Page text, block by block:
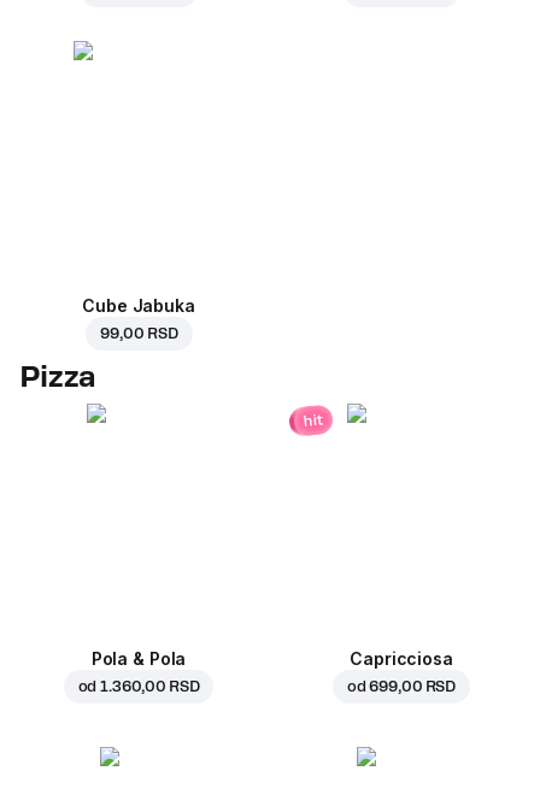
Cube Jabuka
99,00 RSD
Pizza
Pola & Pola
od1.360,00 RSD
hit
Capricciosa
od699,00 RSD